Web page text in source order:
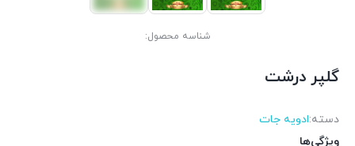
شناسه محصول:
گلپر درشت
دسته:ادويه جات
ویژگی‌ها